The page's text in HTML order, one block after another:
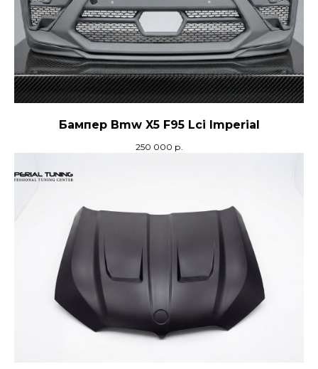
Бампер Bmw X5 F95 Lci Imperial
250 000 р.